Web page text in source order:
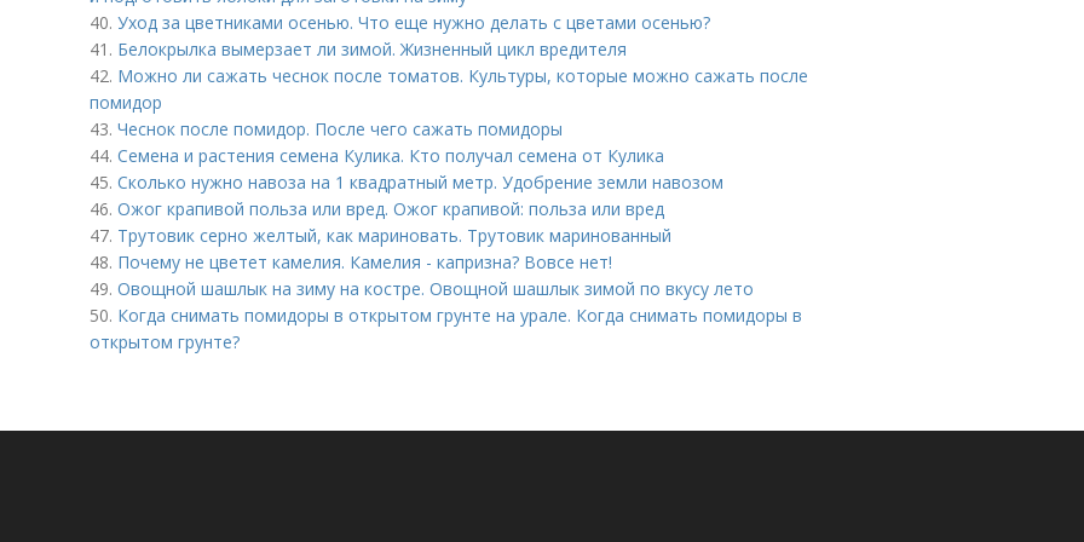
40. Уход за цветниками осенью. Что еще нужно делать с цветами осенью?
41. Белокрылка вымерзает ли зимой. Жизненный цикл вредителя
42. Можно ли сажать чеснок после томатов. Культуры, которые можно сажать после
помидор
43. Чеснок после помидор. После чего сажать помидоры
44. Семена и растения семена Кулика. Кто получал семена от Кулика
45. Сколько нужно навоза на 1 квадратный метр. Удобрение земли навозом
46. Ожог крапивой польза или вред. Ожог крапивой: польза или вред
47. Трутовик серно желтый, как мариновать. Трутовик маринованный
48. Почему не цветет камелия. Камелия - капризна? Вовсе нет!
49. Овощной шашлык на зиму на костре. Овощной шашлык зимой по вкусу лето
50. Когда снимать помидоры в открытом грунте на урале. Когда снимать помидоры в
открытом грунте?